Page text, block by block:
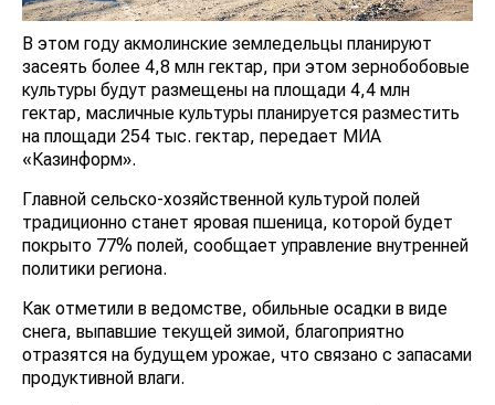
В этом году акмолинские земледельцы планируют
засеять более 4,8 млн гектар, при этом зернобобовые
культуры будут размещены на площади 4,4 млн
гектар, масличные культуры планируется разместить
на площади 254 тыс. гектар, передает МИА
«Казинформ».
Главной сельско-хозяйственной культурой полей
традиционно станет яровая пшеница, которой будет
покрыто 77% полей, сообщает управление внутренней
политики региона.
Как отметили в ведомстве, обильные осадки в виде
снега, выпавшие текущей зимой, благоприятно
отразятся на будущем урожае, что связано с запасами
продуктивной влаги.